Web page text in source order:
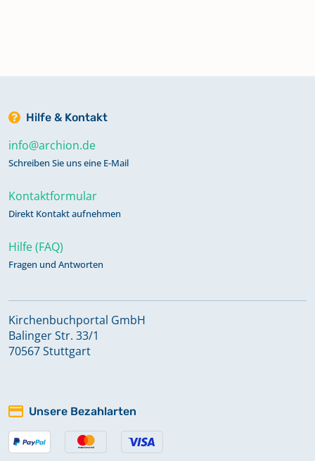
Hilfe & Kontakt
info@archion.de
Schreiben Sie uns eine E-Mail
Kontaktformular
Direkt Kontakt aufnehmen
Hilfe (FAQ)
Fragen und Antworten
Kirchenbuchportal GmbH
Balinger Str. 33/1
70567 Stuttgart
Unsere Bezahlarten